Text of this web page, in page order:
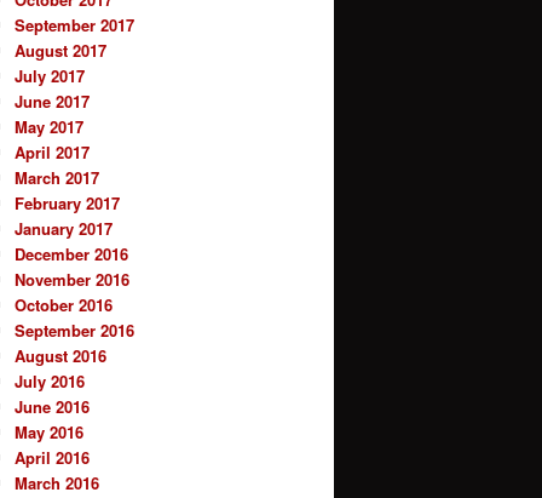
September 2017
August 2017
July 2017
June 2017
May 2017
April 2017
March 2017
February 2017
January 2017
December 2016
November 2016
October 2016
September 2016
August 2016
July 2016
June 2016
May 2016
April 2016
March 2016